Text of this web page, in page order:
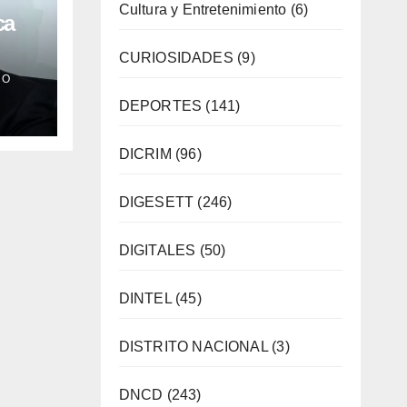
Cultura y Entretenimiento (6)
CURIOSIDADES (9)
DEPORTES (141)
DICRIM (96)
DIGESETT (246)
DIGITALES (50)
DINTEL(45)
DISTRITO NACIONAL(3)
DNCD (243)